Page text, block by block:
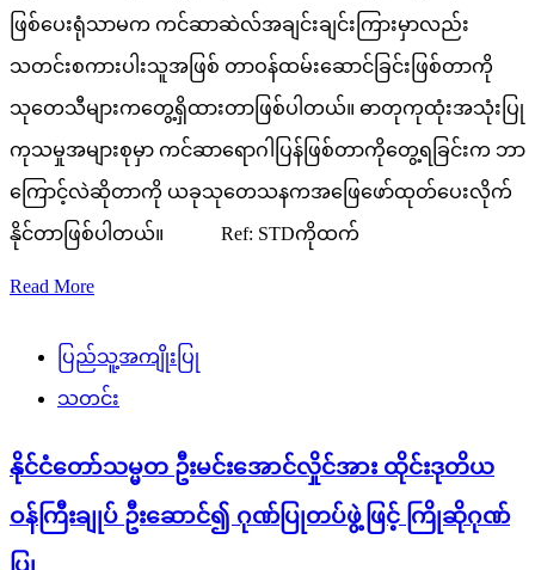
ထိုင်းနိုင်ငံဝန်ကြီးချုပ် မစ္စတာ အနုထင်ချာဝီရကွန်၏ ဖိတ်ကြား
ချက်အရ တရားဝင်ခရီးစဉ်(Official Visit)အဖြစ် ယနေ့နံနက်ပိုင်း
တွင် ထိုင်းနိုင်ငံသို့ရောက်ရှိခဲ့သည်။ နိုင်ငံတော်သမ္မတ ဦးဆောင်
သည့်အဆင့်မြင့်ကိုယ်စားလှယ်အဖွဲ့အား ထိုင်းနိုင်ငံဒုတိယ
ဝန်ကြီးချုပ်နှင့်တာဝန်ရှိသူများက ဒွန်မောင်းအပြည်ပြည်ဆိုင်ရာ
လေဆိပ်တွင် ကော်ဇောနီခင်း၍ ဂုဏ်ပြုတပ်ဖွဲ့ဖြင့် လှိုက်လှဲနွေး
အစဉ်အလာကောင်းမွန်သော ချစ်ကြည်ရင်းနှီးမှု၊ အပြန်အလှန်
ယုံကြည်မှုနှင့်ဘက်စုံပူးပေါင်းဆောင်ရွက်မှုတို့ကို ပိုမိုခိုင်မာနက်ရှိ
တစ်ရပ်ဖြစ်သည်။
Read More